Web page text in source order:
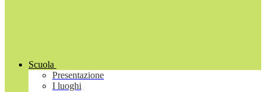
Scuola
Presentazione
I luoghi